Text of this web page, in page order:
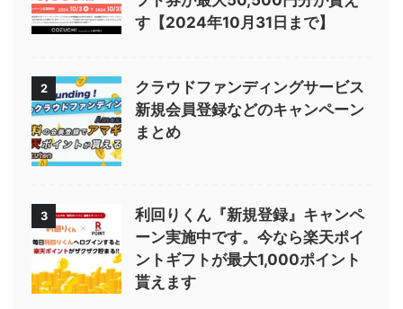
す【2024年10月31日まで】
2
クラウドファンディングサービス
新規会員登録などのキャンペーン
まとめ
3
利回りくん『新規登録』キャンペ
ーン実施中です。今なら楽天ポイ
ントギフトが最大1,000ポイント
貰えます